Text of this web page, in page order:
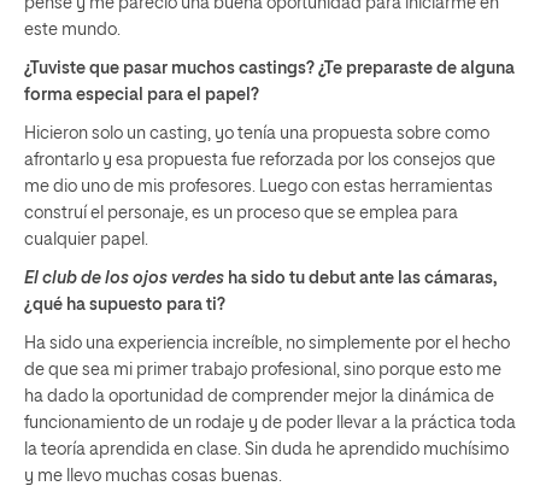
este mundo.
¿Tuviste que pasar muchos castings? ¿Te preparaste de alguna
forma especial para el papel?
Hicieron solo un casting, yo tenía una propuesta sobre como
afrontarlo y esa propuesta fue reforzada por los consejos que
me dio uno de mis profesores. Luego con estas herramientas
construí el personaje, es un proceso que se emplea para
cualquier papel.
El club de los ojos verdes ha sido tu debut ante las cámaras,
¿qué ha supuesto para ti?
Ha sido una experiencia increíble, no simplemente por el hecho
de que sea mi primer trabajo profesional, sino porque esto me
ha dado la oportunidad de comprender mejor la dinámica de
funcionamiento de un rodaje y de poder llevar a la práctica toda
la teoría aprendida en clase. Sin duda he aprendido muchísimo
y me llevo muchas cosas buenas.